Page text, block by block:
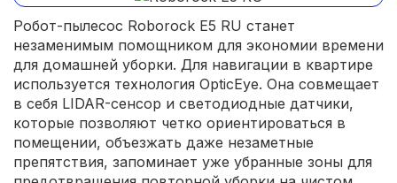
Робот-пылесос Roborock E5 RU станет
незаменимым помощником для экономии времени
для домашней уборки. Для навигации в квартире
используется технология OpticEye. Она совмещает
в себя LIDAR-сенсор и светодиодные датчики,
которые позволяют четко ориентироваться в
помещении, объезжать даже незаметные
препятствия, запоминает уже убранные зоны для